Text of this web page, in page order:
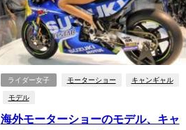
ライダー女子 モーターショー キャンギャル
モデル
海外モーターショーのモデル、キャ